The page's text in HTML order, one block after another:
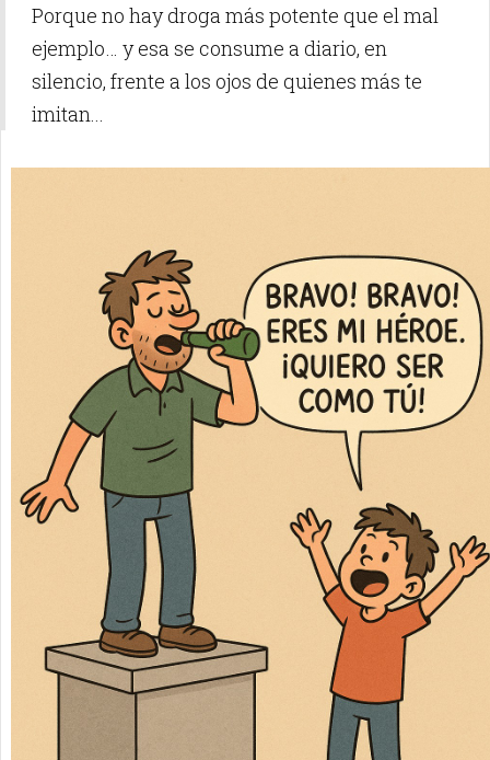
Porque no hay droga más potente que el mal
ejemplo… y esa se consume a diario, en
silencio, frente a los ojos de quienes más te
imitan...